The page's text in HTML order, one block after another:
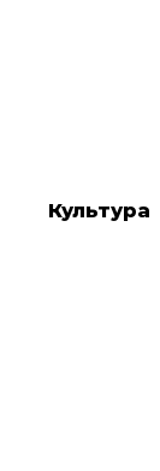
Культура